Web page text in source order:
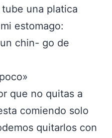
una platica
estomago:
chin- go de
que no quitas a
comiendo solo
quitarlos con